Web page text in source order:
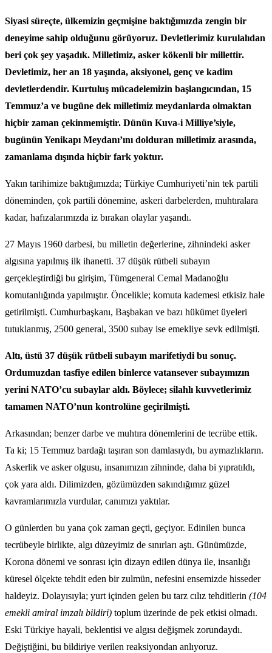
Siyasi süreçte, ülkemizin geçmişine baktığımızda zengin bir
deneyime sahip olduğunu görüyoruz. Devletlerimiz kurulalıdan
beri çok şey yaşadık. Milletimiz, asker kökenli bir millettir.
Devletimiz, her an 18 yaşında, aksiyonel, genç ve kadim
devletlerdendir. Kurtuluş mücadelemizin başlangıcından, 15
Temmuz’a ve bugüne dek milletimiz meydanlarda olmaktan
hiçbir zaman çekinmemiştir. Dünün Kuva-i Milliye’siyle,
bugünün Yenikapı Meydanı’ını dolduran milletimiz arasında,
zamanlama dışında hiçbir fark yoktur.
Yakın tarihimize baktığımızda; Türkiye Cumhuriyeti’nin tek partili
döneminden, çok partili dönemine, askeri darbelerden, muhtıralara
kadar, hafızalarımızda iz bırakan olaylar yaşandı.
27 Mayıs 1960 darbesi, bu milletin değerlerine, zihnindeki asker
algısına yapılmış ilk ihanetti. 37 düşük rütbeli subayın
gerçekleştirdiği bu girişim, Tümgeneral Cemal Madanoğlu
komutanlığında yapılmıştır. Öncelikle; komuta kademesi etkisiz hale
getirilmişti. Cumhurbaşkanı, Başbakan ve bazı hükümet üyeleri
tutuklanmış, 2500 general, 3500 subay ise emekliye sevk edilmişti.
Altı, üstü 37 düşük rütbeli subayın marifetiydi bu sonuç.
Ordumuzdan tasfiye edilen binlerce vatansever subayımızın
yerini NATO’cu subaylar aldı. Böylece; silahlı kuvvetlerimiz
tamamen NATO’nun kontrolüne geçirilmişti.
Arkasından; benzer darbe ve muhtıra dönemlerini de tecrübe ettik.
Ta ki; 15 Temmuz bardağı taşıran son damlasıydı, bu aymazlıkların.
Askerlik ve asker olgusu, insanımızın zihninde, daha bi yıpratıldı,
çok yara aldı. Dilimizden, gözümüzden sakındığımız güzel
kavramlarımızla vurdular, canımızı yaktılar.
O günlerden bu yana çok zaman geçti, geçiyor. Edinilen bunca
tecrübeyle birlikte, algı düzeyimiz de sınırları aştı. Günümüzde,
Korona dönemi ve sonrası için dizayn edilen dünya ile, insanlığı
küresel ölçekte tehdit eden bir zulmün, nefesini ensemizde hisseder
haldeyiz. Dolayısıyla; yurt içinden gelen bu tarz cılız tehditlerin (104
emekli amiral imzalı bildiri) toplum üzerinde de pek etkisi olmadı.
Eski Türkiye hayali, beklentisi ve algısı değişmek zorundaydı.
Değiştiğini, bu bildiriye verilen reaksiyondan anlıyoruz.